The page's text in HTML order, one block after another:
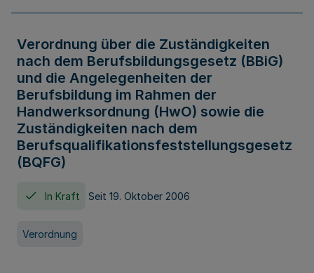
Verordnung über die Zuständigkeiten
nach dem Berufsbildungsgesetz (BBiG)
und die Angelegenheiten der
Berufsbildung im Rahmen der
Handwerksordnung (HwO) sowie die
Zuständigkeiten nach dem
Berufsqualifikationsfeststellungsgesetz
(BQFG)
In Kraft Seit 19. Oktober 2006
Verordnung